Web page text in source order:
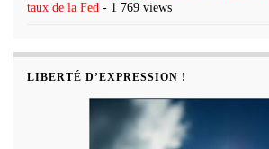
taux de la Fed - 1 769 views
LIBERTÉ D’EXPRESSION !